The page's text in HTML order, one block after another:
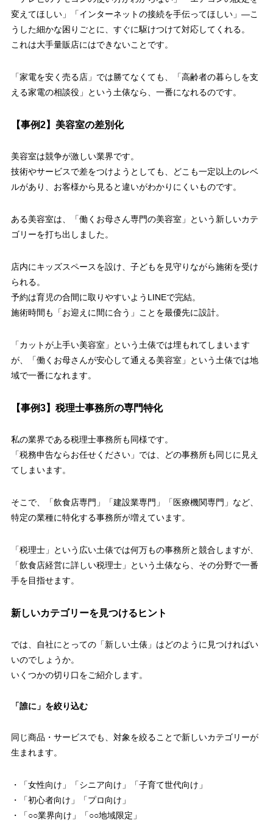
変えてほしい」「インターネットの接続を手伝ってほしい」—こ
うした細かな困りごとに、すぐに駆けつけて対応してくれる。
これは大手量販店にはできないことです。
「家電を安く売る店」では勝てなくても、「高齢者の暮らしを支
える家電の相談役」という土俵なら、一番になれるのです。
【事例2】美容室の差別化
美容室は競争が激しい業界です。
技術やサービスで差をつけようとしても、どこも一定以上のレベ
ルがあり、お客様から見ると違いがわかりにくいものです。
ある美容室は、「働くお母さん専門の美容室」という新しいカテ
ゴリーを打ち出しました。
店内にキッズスペースを設け、子どもを見守りながら施術を受け
られる。
予約は育児の合間に取りやすいようLINEで完結。
施術時間も「お迎えに間に合う」ことを最優先に設計。
「カットが上手い美容室」という土俵では埋もれてしまいます
が、「働くお母さんが安心して通える美容室」という土俵では地
域で一番になれます。
【事例3】税理士事務所の専門特化
私の業界である税理士事務所も同様です。
「税務申告ならお任せください」では、どの事務所も同じに見え
てしまいます。
そこで、「飲食店専門」「建設業専門」「医療機関専門」など、
特定の業種に特化する事務所が増えています。
「税理士」という広い土俵では何万もの事務所と競合しますが、
「飲食店経営に詳しい税理士」という土俵なら、その分野で一番
手を目指せます。
新しいカテゴリーを見つけるヒント
では、自社にとっての「新しい土俵」はどのように見つければい
いのでしょうか。
いくつかの切り口をご紹介します。
「誰に」を絞り込む
同じ商品・サービスでも、対象を絞ることで新しいカテゴリーが
生まれます。
・「女性向け」「シニア向け」「子育て世代向け」
・「初心者向け」「プロ向け」
・「○○業界向け」「○○地域限定」